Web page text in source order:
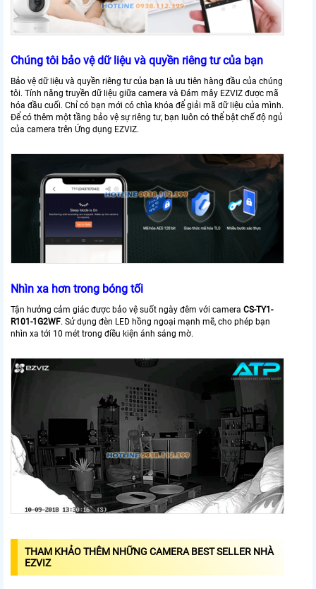
Chúng tôi bảo vệ dữ liệu và quyền riêng tư của bạn
Bảo vệ dữ liệu và quyền riêng tư của bạn là ưu tiên hàng đầu của chúng
tôi. Tính năng truyền dữ liệu giữa camera và Đám mây EZVIZ được mã
hóa đầu cuối. Chỉ có bạn mới có chìa khóa để giải mã dữ liệu của mình.
Để có thêm một tầng bảo vệ sự riêng tư, bạn luôn có thể bật chế độ ngủ
của camera trên Ứng dụng EZVIZ.
Nhìn xa hơn trong bóng tối
Tận hưởng cảm giác được bảo vệ suốt ngày đêm với camera CS-TY1-
R101-1G2WF. Sử dụng đèn LED hồng ngoại mạnh mẽ, cho phép bạn
nhìn xa tới 10 mét trong điều kiện ánh sáng mờ.
THAM KHẢO THÊM NHỮNG CAMERA BEST SELLER NHÀ
EZVIZ